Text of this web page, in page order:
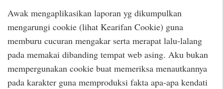
Awak mengaplikasikan laporan yg dikumpulkan
mengarungi cookie (lihat Kearifan Cookie) guna
memburu cucuran mengakar serta merapat lalu-lalang
pada memakai dibanding tempat web asing. Aku bukan
mempergunakan cookie buat memeriksa menautkannya
pada karakter guna memproduksi fakta apa-apa kendati